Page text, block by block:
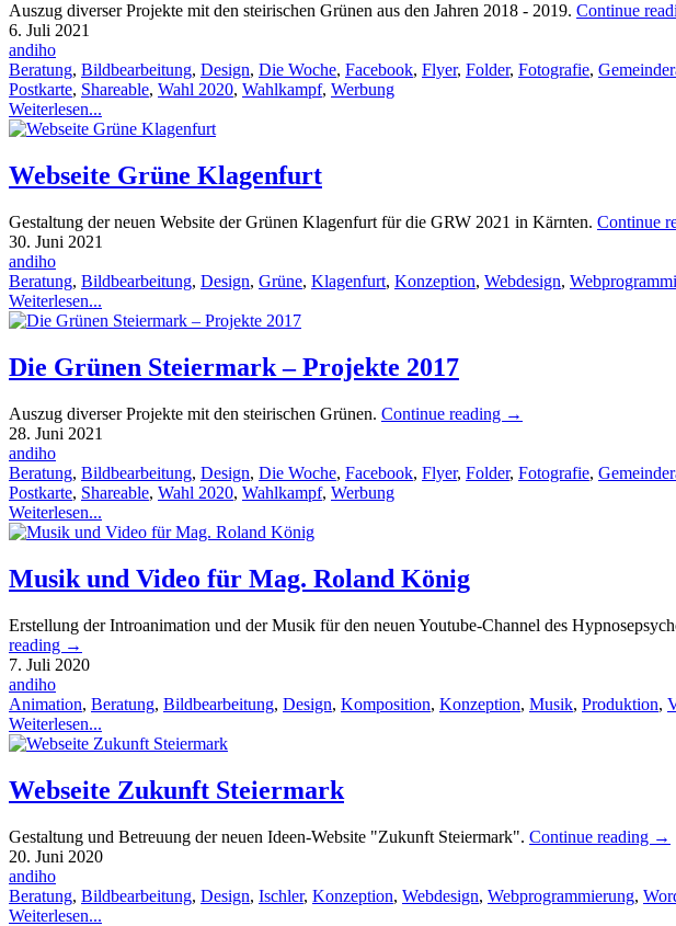
Auszug diverser Projekte mit den steirischen Grünen aus den Jahren 2018 - 2019. Continue
6. Juli 2021
andiho
Beratung, Bildbearbeitung, Design, Die Woche, Facebook, Flyer, Folder, Fotografie,
Postkarte, Shareable, Wahl 2020, Wahlkampf, Werbung
Weiterlesen...
Webseite Grüne Klagenfurt
Gestaltung der neuen Website der Grünen Klagenfurt für die GRW 2021 in Kärnten. Continue
30. Juni 2021
andiho
Beratung, Bildbearbeitung, Design, Grüne, Klagenfurt, Konzeption, Webdesign,
Weiterlesen...
Die Grünen Steiermark – Projekte 2017
Auszug diverser Projekte mit den steirischen Grünen. Continue reading →
28. Juni 2021
andiho
Beratung, Bildbearbeitung, Design, Die Woche, Facebook, Flyer, Folder, Fotografie,
Postkarte, Shareable, Wahl 2020, Wahlkampf, Werbung
Weiterlesen...
Musik und Video für Mag. Roland König
Erstellung der Introanimation und der Musik für den neuen Youtube-Channel des
reading →
7. Juli 2020
andiho
Animation, Beratung, Bildbearbeitung, Design, Komposition, Konzeption, Musik, Produktion,
Weiterlesen...
Webseite Zukunft Steiermark
Gestaltung und Betreuung der neuen Ideen-Website "Zukunft Steiermark". Continue reading →
20. Juni 2020
andiho
Beratung, Bildbearbeitung, Design, Ischler, Konzeption, Webdesign, Webprogrammierung,
Weiterlesen...